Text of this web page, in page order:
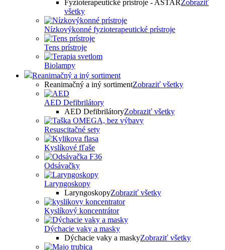
Fyzioterapeutické prístroje - ASTARZobraziť
všetky
Nízkovýkonné fyzioterapeutické prístroje
Tens prístroje
Biolampy
Reanimačný a iný sortiment
Reanimačný a iný sortimentZobraziť všetky
AED Defibrilátory
AED DefibrilátoryZobraziť všetky
Resuscitačné sety
Kyslíkové fľaše
Odsávačky
Laryngoskopy
LaryngoskopyZobraziť všetky
Kyslíkový koncentrátor
Dýchacie vaky a masky
Dýchacie vaky a maskyZobraziť všetky